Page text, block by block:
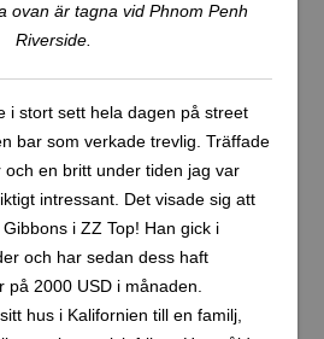
ovan är tagna vid Phnom Penh
Riverside.
i stort sett hela dagen på street
bar som verkade trevlig. Träffade
en britt under tiden jag var
intressant. Det visade sig att
i ZZ Top! Han gick i
och har sedan dess haft
på 2000 USD i månaden.
hus i Kalifornien till en familj,